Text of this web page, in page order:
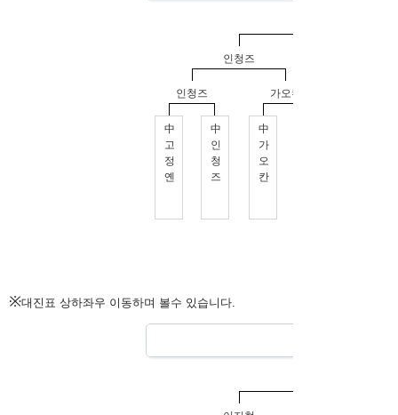
※대진표 상하좌우 이동하며 볼수 있습니다.